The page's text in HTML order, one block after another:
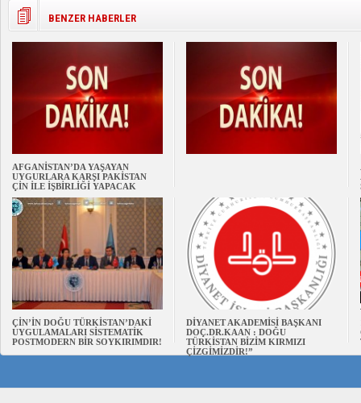
BENZER HABERLER
AFGANİSTAN’DA YAŞAYAN
UYGURLARA KARŞI PAKİSTAN
ÇİN İLE İŞBİRLİĞİ YAPACAK
ÇİN’İN DOĞU TÜRKİSTAN’DAKİ
UYGULAMALARI SİSTEMATİK
POSTMODERN BİR SOYKIRIMDIR!
DİYANET AKADEMİSİ BAŞKANI
DOÇ.DR.KAAN : DOĞU
TÜRKİSTAN BİZİM KIRMIZI
ÇİZGİMİZDİR!”